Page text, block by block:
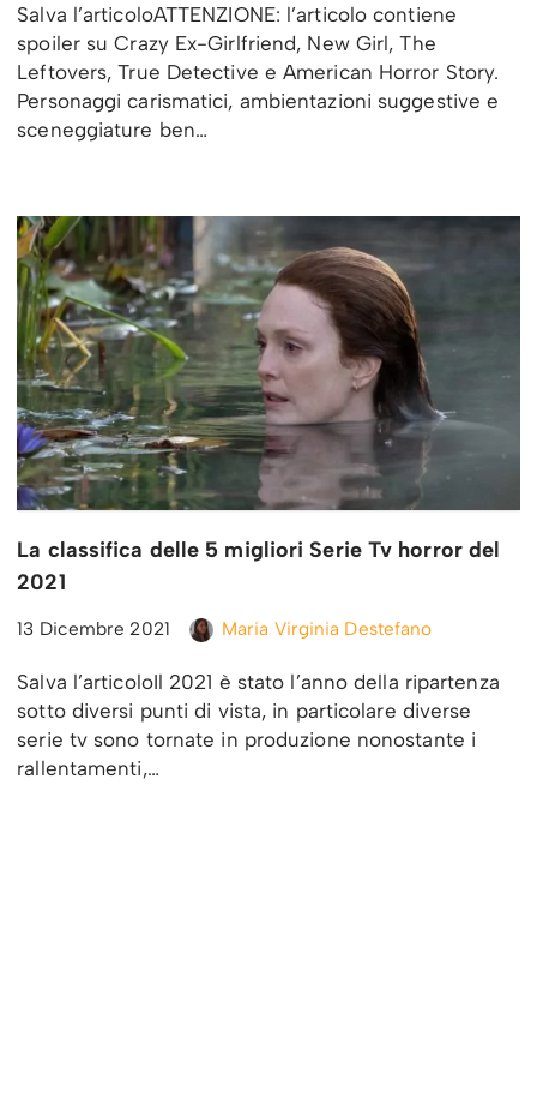
Salva l’articoloATTENZIONE: l’articolo contiene
spoiler su Crazy Ex-Girlfriend, New Girl, The
Leftovers, True Detective e American Horror Story.
Personaggi carismatici, ambientazioni suggestive e
sceneggiature ben…
La classifica delle 5 migliori Serie Tv horror del
2021
13 Dicembre 2021 Maria Virginia Destefano
Salva l’articoloIl 2021 è stato l’anno della ripartenza
sotto diversi punti di vista, in particolare diverse
serie tv sono tornate in produzione nonostante i
rallentamenti,…